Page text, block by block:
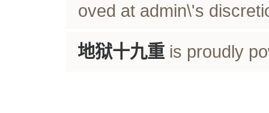
oved at admin\'s
地狱十九重is proudly